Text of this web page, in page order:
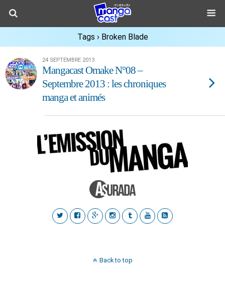
Tags › Broken Blade
24 SEPTEMBRE 2013
Mangacast Omake N°08 –
Septembre 2013 : les chroniques
manga et animés
Back to top